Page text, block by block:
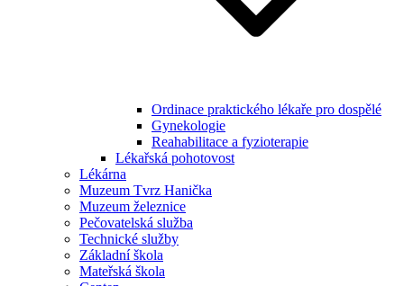
Ordinace praktického lékaře pro dospělé
Gynekologie
Reahabilitace a fyzioterapie
Lékařská pohotovost
Lékárna
Muzeum Tvrz Hanička
Muzeum železnice
Pečovatelská služba
Technické služby
Základní škola
Mateřská škola